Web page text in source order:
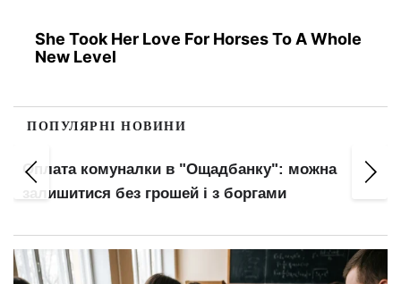
She Took Her Love For Horses To A Whole
New Level
ПОПУЛЯРНІ НОВИНИ
Оплата комуналки в "Ощадбанку": можна
залишитися без грошей і з боргами